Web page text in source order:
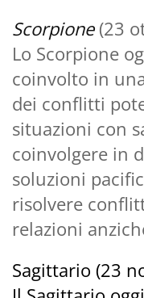
Scorpione(23
Lo Scorpione
coinvolto in
dei conflitti
situazioni con
coinvolgere in
soluzioni
risolvere
relazioni
Sagittario (23